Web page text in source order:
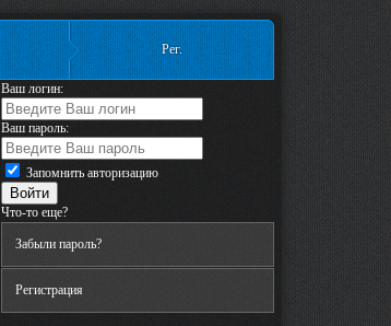
Рег.
Ваш логин:
Ваш пароль:
Запомнить авторизацию
Что-то еще?
Забыли пароль?
Регистрация